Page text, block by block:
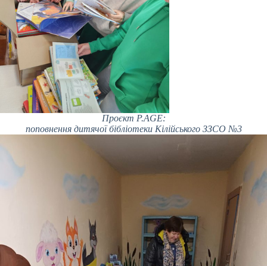
Проєкт P.AGE:
поповнення дитячої бібліотеки Кілійського ЗЗСО №3